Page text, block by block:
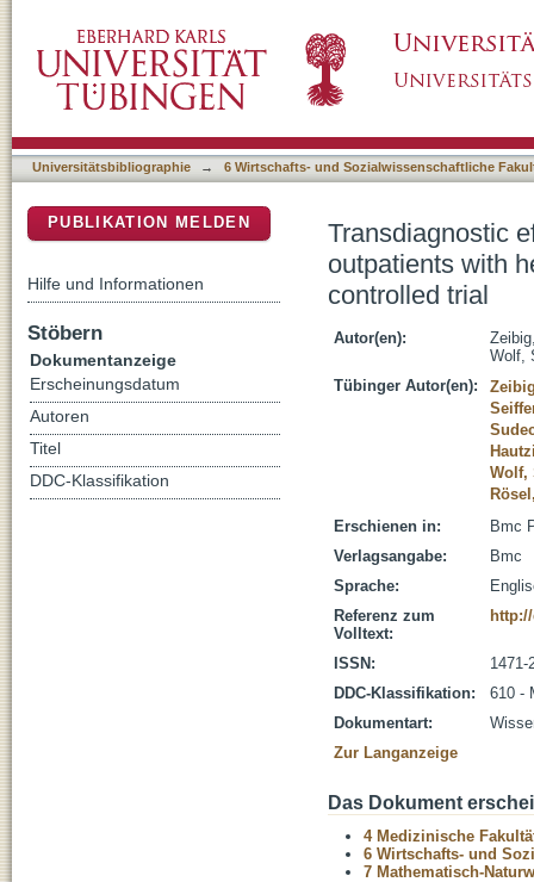
psychiatric disorders: a randomized
Universitätsbibliographie → 6 Wirtschafts- und Sozialwissenschaftliche
Transdiagnostic
outpatients with
controlled trial
Autor(en):
Wolf,
Tübinger Autor(en):
Wolf,
Erschienen in:
Bmc
Verlagsangabe:
Bmc
Sprache:
Referenz zum
Volltext:
ISSN:
1471-
DDC-Klassifikation:
610 -
Dokumentart:
Zur Langanzeige
Das Dokument
4 Medizinische
6 Wirtschafts- und
7 Mathematisch-
PUBLIKATION MELDEN
Hilfe und Informationen
Stöbern
Dokumentanzeige
Erscheinungsdatum
Autoren
Titel
DDC-Klassifikation